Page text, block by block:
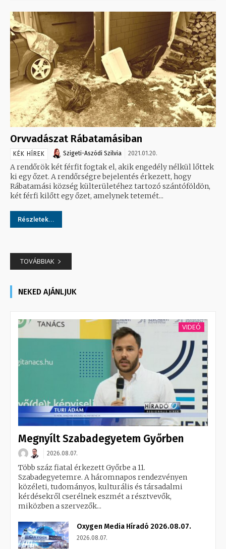
Orvvadászat Rábatamásiban
KÉK HÍREK Szigeti-Aszódi Szilvia 2021.01.20.
A rendőrök két férfit fogtak el, akik engedély nélkül lőttek
ki egy őzet. A rendőrségre bejelentés érkezett, hogy
Rábatamási község külterületéhez tartozó szántóföldön,
két férfi kilőtt egy őzet, amelynek tetemét...
Részletek...
TOVÁBBIAK
NEKED AJÁNLJUK
VIDEÓ
Megnyílt Szabadegyetem Győrben
2026.08.07.
Több száz fiatal érkezett Győrbe a 11.
Szabadegyetemre. A háromnapos rendezvényen
közéleti, tudományos, kulturális és társadalmi
kérdésekről cserélnek eszmét a résztvevők,
miközben a szervezők...
Oxygen Media Híradó 2026.08.07.
2026.08.07.